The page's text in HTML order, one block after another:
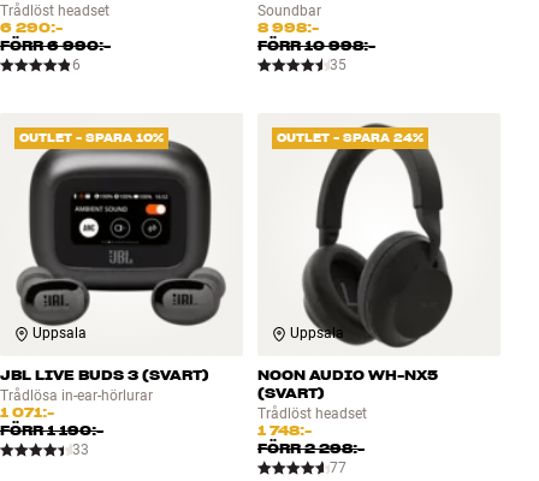
Trådlöst headset
6 290:-
FÖRR6 990:-
6
Soundbar
8 998:-
FÖRR10 998:-
35
OUTLET - SPARA 10%
Uppsala
JBL LIVE BUDS 3 (SVART)
Trådlösa in-ear-hörlurar
1 071:-
FÖRR1 190:-
33
OUTLET - SPARA 24%
Uppsala
NOON AUDIO WH-NX5
(SVART)
Trådlöst headset
1 748:-
FÖRR2 298:-
77